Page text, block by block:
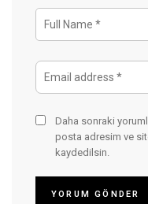
Daha sonraki
posta adresim ve
kaydedilsin.